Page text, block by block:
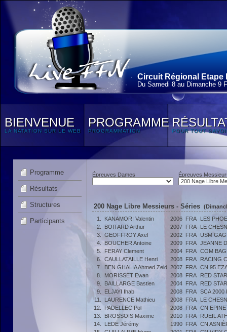
Circuit Régional Etape
Du Samedi 8 au Dimanche 9
BIENVENUE
LA NATATION SUR LE WEB
PROGRAMME
PROGRAMMATION POUR TOUT
Programme
Résultats
Structures
Participants
Épreuves Dames Épreuves
200 Nage Libre Messieurs - Séries
1.
KANAMORI Valentin 2006 FRA
LES
2.
BOITARD Arthur 2007 FRA
LE
3.
GEOFFROY Axel 2002 FRA USM
4.
BOUCHER Antoine 2009 FRA JEANNE
5.
FERAY Clement 2004 FRA COM
6.
CAULLATAILLE Henri 2008 FRA
RACING
7.
BEN GHALIA Ahmed Zeid 2007 FRA CN 95
8.
MORISSET Ewan 2008 FRA
RED
9.
BAILLARGE Bastien 2004 FRA
RED
9.
ELJAYI Ihab 2008 FRA SCA 2000
11.
LAURENCE Mathieu 2008 FRA
LE
12.
PADELLEC Pol 2008 FRA CN
13.
BROSSOIS Maxime 2010 FRA
RUEIL
14.
LEDE Jérémy 1990 FRA CN